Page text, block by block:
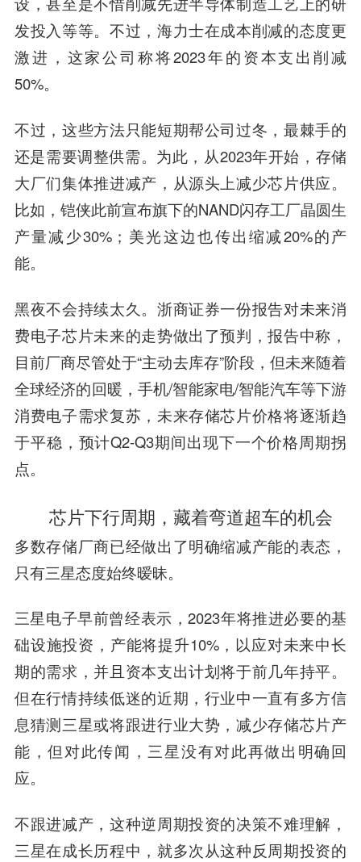
发投入等等。不过，海力士在成本削减的态度更
激进，这家公司称将2023年的资本支出削减
50%。
不过，这些方法只能短期帮公司过冬，最棘手的
还是需要调整供需。为此，从2023年开始，存储
大厂们集体推进减产，从源头上减少芯片供应。
比如，铠侠此前宣布旗下的NAND闪存工厂晶圆生
产量减少30%；美光这边也传出缩减20%的产
能。
黑夜不会持续太久。浙商证券一份报告对未来消
费电子芯片未来的走势做出了预判，报告中称，
目前厂商尽管处于“主动去库存”阶段，但未来随着
全球经济的回暖，手机/智能家电/智能汽车等下游
消费电子需求复苏，未来存储芯片价格将逐渐趋
于平稳，预计Q2-Q3期间出现下一个价格周期拐
点。
芯片下行周期，藏着弯道超车的机会
多数存储厂商已经做出了明确缩减产能的表态，
只有三星态度始终暧昧。
三星电子早前曾经表示，2023年将推进必要的基
础设施投资，产能将提升10%，以应对未来中长
期的需求，并且资本支出计划将于前几年持平。
但在行情持续低迷的近期，行业中一直有多方信
息猜测三星或将跟进行业大势，减少存储芯片产
能，但对此传闻，三星没有对此再做出明确回
应。
不跟进减产，这种逆周期投资的决策不难理解，
三星在成长历程中，就多次从这种反周期投资的